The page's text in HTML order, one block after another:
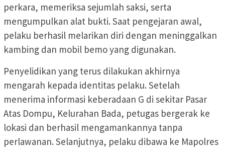
perkara, memeriksa sejumlah saksi, serta
mengumpulkan alat bukti. Saat pengejaran awal,
pelaku berhasil melarikan diri dengan meninggalkan
kambing dan mobil bemo yang digunakan.
Penyelidikan yang terus dilakukan akhirnya
mengarah kepada identitas pelaku. Setelah
menerima informasi keberadaan G di sekitar Pasar
Atas Dompu, Kelurahan Bada, petugas bergerak ke
lokasi dan berhasil mengamankannya tanpa
perlawanan. Selanjutnya, pelaku dibawa ke Mapolres